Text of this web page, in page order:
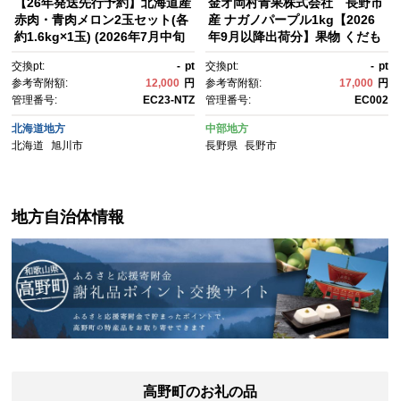
赤肉・青肉メロン2玉セット(各
約1.6kg×1玉) (2026年7月中旬
肉 赤肉メロン 青肉 レッドメロ
ン グリーンメロン めろん mer
on melon 国産 デザート 産地
直送 果物 フルーツ 糖度 甘
い 旬 2玉 デザート 旭川市ふる
さと納税 北海道ふるさと納
交換pt: - pt
参考寄附額:
12,000 円
管理番号:
EC23-NTZ
北海道地方
北海道
旭川市
産 ナガノパープル1kg【2026
年9月以降出荷分】果物 くだも
粒 旬 | ぶどう フルーツ 果
物 人気 おすすめ ギフト プレゼ
ント 送料無料 長野県 長野市 信
州 信濃 ふるさと納税
交換pt: - pt
参考寄附額:
17,000 円
管理番号:
EC002
中部地方
長野県 長野市
地方自治体情報
高野町のお礼の品